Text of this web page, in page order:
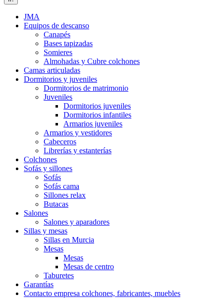
JMA
Equipos de descanso
Canapés
Bases tapizadas
Somieres
Almohadas y Cubre colchones
Camas articuladas
Dormitorios y juveniles
Dormitorios de matrimonio
Juveniles
Dormitorios juveniles
Dormitorios infantiles
Armarios juveniles
Armarios y vestidores
Cabeceros
Librerías y estanterías
Colchones
Sofás y sillones
Sofás
Sofás cama
Sillones relax
Butacas
Salones
Salones y aparadores
Sillas y mesas
Sillas en Murcia
Mesas
Mesas
Mesas de centro
Taburetes
Garantías
Contacto empresa colchones, fabricantes, muebles